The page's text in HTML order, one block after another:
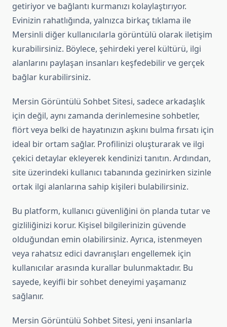
getiriyor ve bağlantı kurmanızı kolaylaştırıyor.
Evinizin rahatlığında, yalnızca birkaç tıklama ile
Mersinli diğer kullanıcılarla görüntülü olarak iletişim
kurabilirsiniz. Böylece, şehirdeki yerel kültürü, ilgi
alanlarını paylaşan insanları keşfedebilir ve gerçek
bağlar kurabilirsiniz.
Mersin Görüntülü Sohbet Sitesi, sadece arkadaşlık
için değil, aynı zamanda derinlemesine sohbetler,
flört veya belki de hayatınızın aşkını bulma fırsatı için
ideal bir ortam sağlar. Profilinizi oluşturarak ve ilgi
çekici detaylar ekleyerek kendinizi tanıtın. Ardından,
site üzerindeki kullanıcı tabanında gezinirken sizinle
ortak ilgi alanlarına sahip kişileri bulabilirsiniz.
Bu platform, kullanıcı güvenliğini ön planda tutar ve
gizliliğinizi korur. Kişisel bilgilerinizin güvende
olduğundan emin olabilirsiniz. Ayrıca, istenmeyen
veya rahatsız edici davranışları engellemek için
kullanıcılar arasında kurallar bulunmaktadır. Bu
sayede, keyifli bir sohbet deneyimi yaşamanız
sağlanır.
Mersin Görüntülü Sohbet Sitesi, yeni insanlarla